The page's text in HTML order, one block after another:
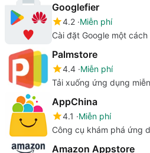
Googlefier
4.2 Miễn phí
Cài đặt Google một
Palmstore
4.4 Miễn phí
Tải xuống ứng dụng
AppChina
4.1
Miễn phí
Công cụ khám phá ứng
Amazon Appstore